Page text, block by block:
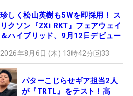
珍しく松山英樹も5Wを即採用！ ス
リクソン『ZXi RKT』フェアウェイ
＆ハイブリッド、9月12日デビュー
2026年8月6日 (木) 13時42分 33
パターこじらせギア担当2人
が『TRTL』をテスト！高